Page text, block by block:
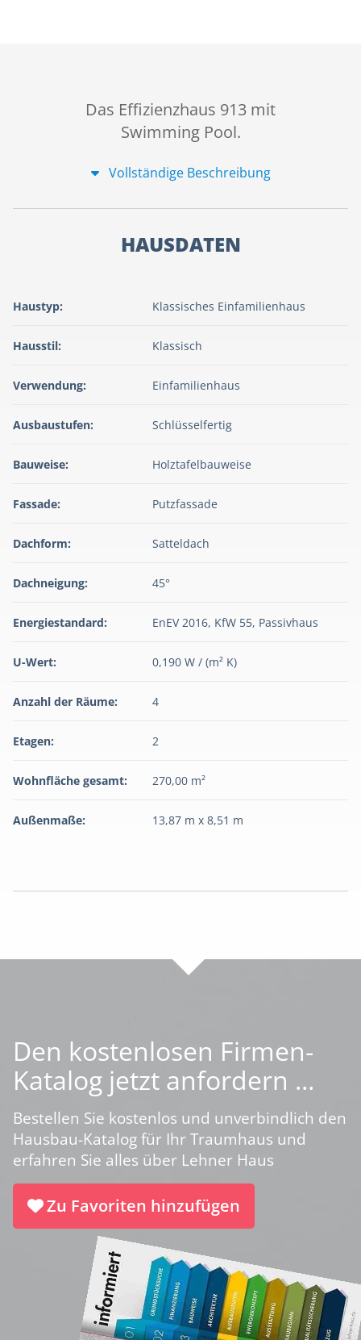
Das Effizienzhaus 913 mit
Swimming Pool.
Vollständige Beschreibung
HAUSDATEN
Haustyp: Klassisches Einfamilienhaus
Hausstil: Klassisch
Verwendung: Einfamilienhaus
Ausbaustufen: Schlüsselfertig
Bauweise: Holztafelbauweise
Fassade: Putzfassade
Dachform: Satteldach
Dachneigung: 45°
Energiestandard: EnEV 2016, KfW 55, Passivhaus
U-Wert: 0,190 W / (m² K)
Anzahl der Räume: 4
Etagen: 2
Wohnfläche gesamt: 270,00 m²
Außenmaße: 13,87 m x 8,51 m
Den kostenlosen Firmen-
Katalog jetzt anfordern ...
Bestellen Sie kostenlos und unverbindlich den
Hausbau-Katalog für Ihr Traumhaus und
erfahren Sie alles über Lehner Haus
Zu Favoriten hinzufügen